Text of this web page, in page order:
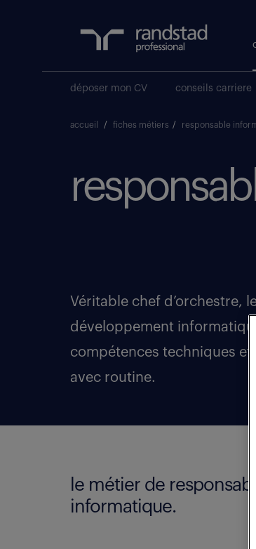
déposer mon CV conseils carriere
accueil / fiches métiers / responsable
Véritable chef d’orchestre,
développement
compétences techniques
avec routine.
le métier de responsable
informatique.